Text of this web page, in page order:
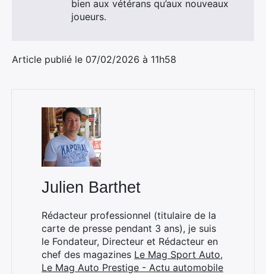
bien aux vétérans qu’aux nouveaux
joueurs.
Article publié le 07/02/2026 à 11h58
Julien Barthet
Rédacteur professionnel (titulaire de la
carte de presse pendant 3 ans), je suis
le Fondateur, Directeur et Rédacteur en
chef des magazines Le Mag Sport Auto,
Le Mag Auto Prestige - Actu automobile